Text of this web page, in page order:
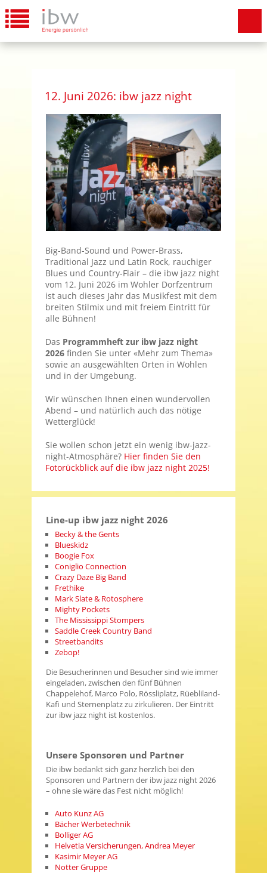
12. Juni 2026: ibw jazz night
Big-Band-Sound und Power-Brass,
Traditional Jazz und Latin Rock, rauchiger
Blues und Country-Flair – die ibw jazz night
vom 12. Juni 2026 im Wohler Dorfzentrum
ist auch dieses Jahr das Musikfest mit dem
breiten Stilmix und mit freiem Eintritt für
alle Bühnen!
Das Programmheft zur ibw jazz night
2026 finden Sie unter «Mehr zum Thema»
sowie an ausgewählten Orten in Wohlen
und in der Umgebung.
Wir wünschen Ihnen einen wundervollen
Abend – und natürlich auch das nötige
Wetterglück!
Sie wollen schon jetzt ein wenig ibw-jazz-
night-Atmosphäre? Hier finden Sie den
Fotorückblick auf die ibw jazz night 2025!
Line-up ibw jazz night 2026
Becky & the Gents
Blueskidz
Boogie Fox
Coniglio Connection
Crazy Daze Big Band
Frethike
Mark Slate & Rotosphere
Mighty Pockets
The Mississippi Stompers
Saddle Creek Country Band
Streetbandits
Zebop!
Die Besucherinnen und Besucher sind wie immer
eingeladen, zwischen den fünf Bühnen
Chappelehof, Marco Polo, Rössliplatz, Rüebliland-
Kafi und Sternenplatz zu zirkulieren. Der Eintritt
zur ibw jazz night ist kostenlos.
Unsere Sponsoren und Partner
Die ibw bedankt sich ganz herzlich bei den
Sponsoren und Partnern der ibw jazz night 2026
– ohne sie wäre das Fest nicht möglich!
Auto Kunz AG
Bächer Werbetechnik
Bolliger AG
Helvetia Versicherungen, Andrea Meyer
Kasimir Meyer AG
Notter Gruppe